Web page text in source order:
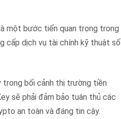
một bước tiến quan trọng trong
cấp dịch vụ tài chính kỹ thuật số
trong bối cảnh thị trường tiền
sẽ phải đảm bảo tuân thủ các
an toàn và đáng tin cậy.